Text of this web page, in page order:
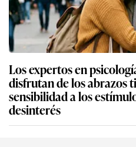
Los expertos en
disfrutan de los abrazos
sensibilidad a los
desinterés